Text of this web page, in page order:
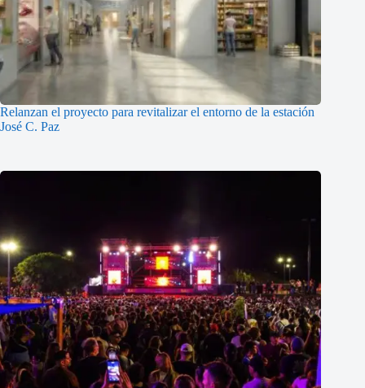
Relanzan el proyecto para revitalizar el entorno de la estación
José C. Paz